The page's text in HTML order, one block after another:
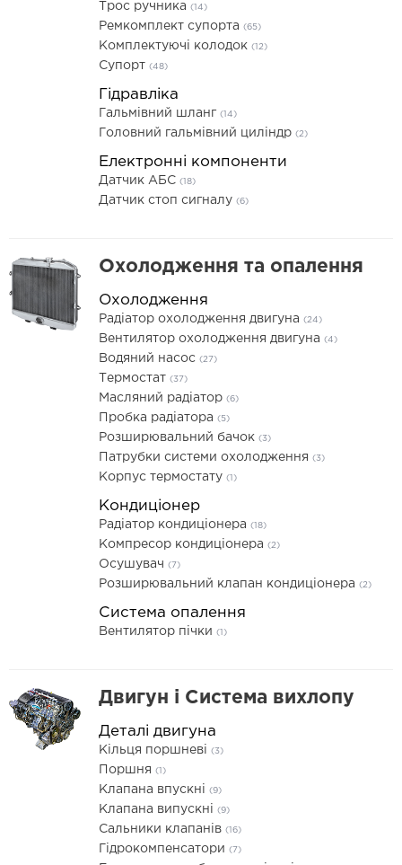
Трос ручника (14)
Ремкомплект супорта (65)
Комплектуючі колодок (12)
Супорт (48)
Гідравліка
Гальмівний шланг (14)
Головний гальмівний циліндр (2)
Електронні компоненти
Датчик АБС (18)
Датчик стоп сигналу (6)
Охолодження та опалення
Охолодження
Радіатор охолодження двигуна (24)
Вентилятор охолодження двигуна (4)
Водяний насос (27)
Термостат (37)
Масляний радіатор (6)
Пробка радіатора (5)
Розширювальний бачок (3)
Патрубки системи охолодження (3)
Корпус термостату (1)
Кондиціонер
Радіатор кондиціонера (18)
Компресор кондиціонера (2)
Осушувач (7)
Розширювальний клапан кондиціонера (2)
Система опалення
Вентилятор пічки (1)
Двигун і Система вихлопу
Деталі двигуна
Кільця поршневі (3)
Поршня (1)
Клапана впускні (9)
Клапана випускні (9)
Сальники клапанів (16)
Гідрокомпенсатори (7)